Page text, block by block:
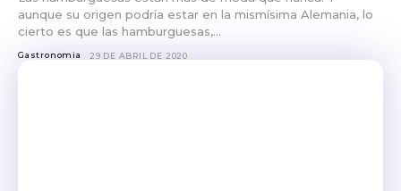
aunque su origen podría estar en la mismísima Alemania, lo
cierto es que las hamburguesas,...
Gastronomia 29 DE ABRIL DE 2020